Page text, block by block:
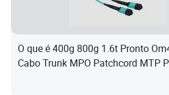
O que é 400g 800g 1.6t Pronto
Cabo Trunk MPO Patchcord MTP